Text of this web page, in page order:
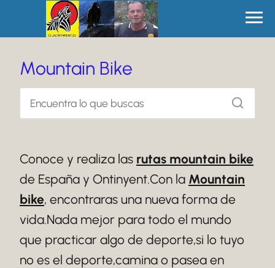
Mountain Bike
Conoce y realiza las rutas mountain bike
de España y Ontinyent.Con la Mountain
bike, encontraras una nueva forma de
vida.Nada mejor para todo el mundo
que practicar algo de deporte,si lo tuyo
no es el deporte,camina o pasea en